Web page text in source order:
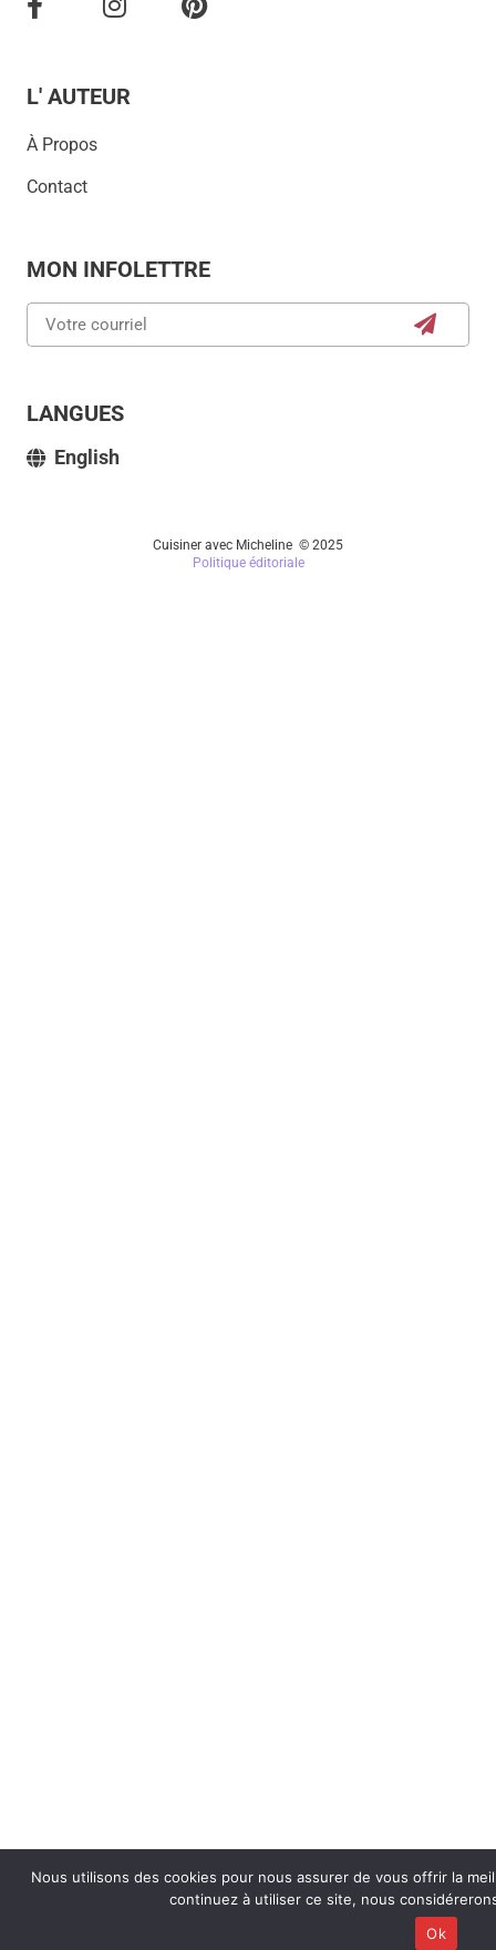
L' AUTEUR
À Propos
Contact
MON INFOLETTRE
LANGUES
English
Cuisiner avec Micheline © 2025
Politique éditoriale
Nous utilisons des cookies pour nous assurer de vous offrir la
continuez à utiliser ce site, nous
Ok